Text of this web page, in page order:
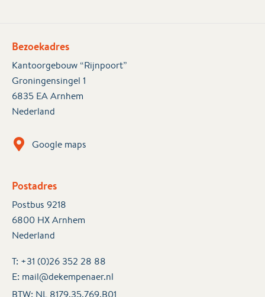
Bezoekadres
Kantoorgebouw “Rijnpoort”
Groningensingel 1
6835 EA Arnhem
Nederland
Google maps
Postadres
Postbus 9218
6800 HX Arnhem
Nederland
T: +31 (0)26 352 28 88
E: mail@dekempenaer.nl
BTW: NL 8179.35.769.B01